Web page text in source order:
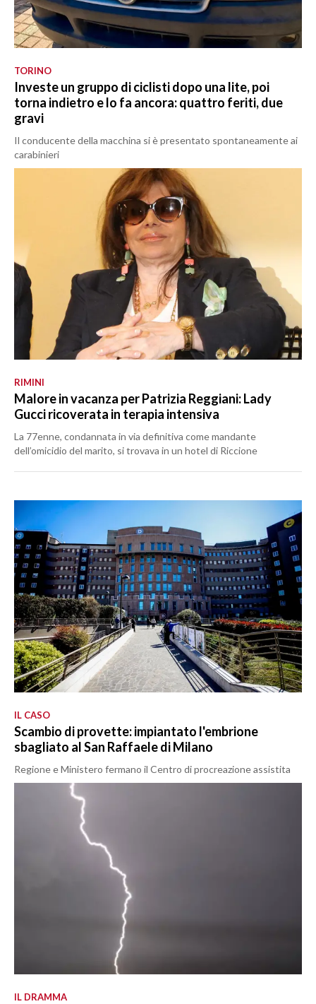
TORINO
Investe un gruppo di ciclisti dopo una lite, poi
torna indietro e lo fa ancora: quattro feriti, due
gravi
Il conducente della macchina si è presentato spontaneamente ai
carabinieri
RIMINI
Malore in vacanza per Patrizia Reggiani: Lady
Gucci ricoverata in terapia intensiva
La 77enne, condannata in via definitiva come mandante
dell’omicidio del marito, si trovava in un hotel di Riccione
IL CASO
Scambio di provette: impiantato l'embrione
sbagliato al San Raffaele di Milano
Regione e Ministero fermano il Centro di procreazione assistita
IL DRAMMA